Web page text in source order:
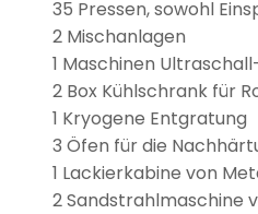
35 Pressen, sowohl
2 Mischanlagen
1 Maschinen
2 Box Kühlschrank für
1 Kryogene Entgratung
3 Öfen für die
1 Lackierkabine von
2 Sandstrahlmaschine